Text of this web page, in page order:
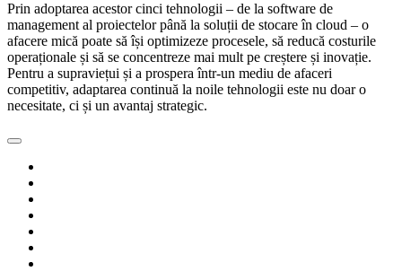
Prin adoptarea acestor cinci tehnologii – de la software de
management al proiectelor până la soluții de stocare în cloud – o
afacere mică poate să își optimizeze procesele, să reducă costurile
operaționale și să se concentreze mai mult pe creștere și inovație.
Pentru a supraviețui și a prospera într-un mediu de afaceri
competitiv, adaptarea continuă la noile tehnologii este nu doar o
necesitate, ci și un avantaj strategic.